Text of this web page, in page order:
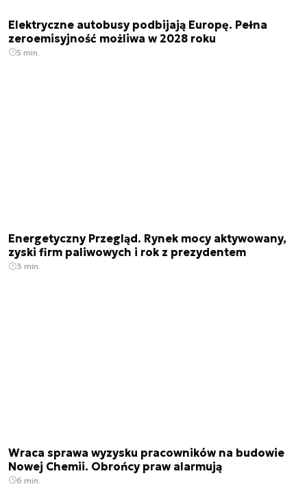
Elektryczne autobusy podbijają Europę. Pełna
zeroemisyjność możliwa w 2028 roku
5 min.
Energetyczny Przegląd. Rynek mocy aktywowany,
zyski firm paliwowych i rok z prezydentem
3 min.
Wraca sprawa wyzysku pracowników na budowie
Nowej Chemii. Obrońcy praw alarmują
6 min.